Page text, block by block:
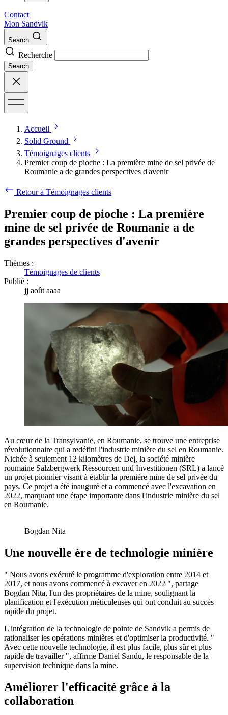
Contact
Mon Sandvik
Search
Recherche
Search
Accueil
Solid Ground
Témoignages clients
Premier coup de pioche : La première mine de sel privée de
Roumanie a de grandes perspectives d'avenir
Retour à Témoignages clients
Premier coup de pioche : La première
mine de sel privée de Roumanie a de
grandes perspectives d'avenir
Thèmes :
Témoignages de clients
Publié :
jj août aaaa
Au cœur de la Transylvanie, en Roumanie, se trouve une entreprise
révolutionnaire qui a redéfini l'industrie minière du sel en Roumanie.
Nichée à seulement 12 kilomètres de Dej, la société minière
roumaine Salzbergwerk Ressourcen und Investitionen (SRL) a lancé
un projet pionnier visant à établir la première mine de sel privée du
pays. Ce projet a été inauguré et a commencé avec l'excavation en
2022, marquant une étape importante dans l'industrie minière du sel
en Roumanie.
Bogdan Nita
Une nouvelle ère de technologie minière
" Nous avons exécuté le programme d'exploration entre 2014 et
2017, et nous avons commencé à excaver en 2022 ", partage
Bogdan Nita, l'un des propriétaires de la mine, soulignant la
planification et l'exécution méticuleuses qui ont conduit au succès
rapide du projet.
L'intégration de la technologie de pointe de Sandvik a permis de
rationaliser les opérations minières et d'optimiser la productivité. "
Avec cette nouvelle technologie, il est plus facile, plus sûr et plus
rapide de travailler ", affirme Daniel Sandu, le responsable de la
supervision technique dans la mine.
Améliorer l'efficacité grâce à la
collaboration